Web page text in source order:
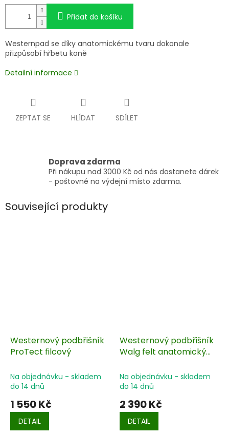
Přidat do košíku
Westernpad se díky anatomickému tvaru dokonale
přizpůsobí hřbetu koně
Detailní informace
ZEPTAT SE HLÍDAT SDÍLET
Doprava zdarma
Při nákupu nad 3000 Kč od nás dostanete dárek
- poštovné na výdejní místo zdarma.
Související produkty
Westernový podbřišník
ProTect filcový
Na objednávku - skladem
do 14 dnů
1 550 Kč
DETAIL
Westernový podbřišník
Walg felt anatomický
Na objednávku - skladem
do 14 dnů
2 390 Kč
DETAIL